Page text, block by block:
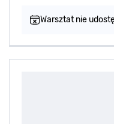
Warsztat nie